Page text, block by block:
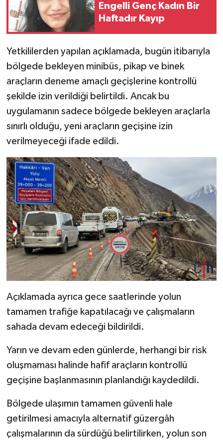
Engelli Genç Kadın Bir
Haftadır Kayıp
Yetkililerden yapılan açıklamada, bugün itibarıyla
bölgede bekleyen minibüs, pikap ve binek
araçların deneme amaçlı geçişlerine kontrollü
şekilde izin verildiği belirtildi. Ancak bu
uygulamanın sadece bölgede bekleyen araçlarla
sınırlı olduğu, yeni araçların geçişine izin
verilmeyeceği ifade edildi.
Açıklamada ayrıca gece saatlerinde yolun
tamamen trafiğe kapatılacağı ve çalışmaların
sahada devam edeceği bildirildi.
Yarın ve devam eden günlerde, herhangi bir risk
oluşmaması halinde hafif araçların kontrollü
geçişine başlanmasının planlandığı kaydedildi.
Bölgede ulaşımın tamamen güvenli hale
getirilmesi amacıyla alternatif güzergâh
çalışmalarının da sürdüğü belirtilirken, yolun son
SİYASET
SPOR
TARİH
TEKNOLOJİ
YAŞAM